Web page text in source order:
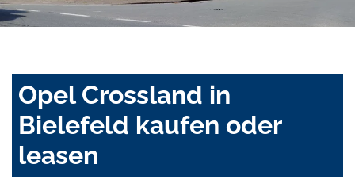
Opel Crossland in
Bielefeld kaufen oder
leasen